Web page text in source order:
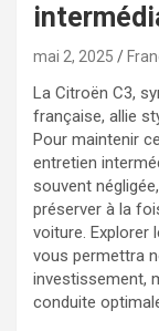
mai 2, 2025
La Citroën C3,
française, allie
Pour maintenir
entretien
souvent
préserver à la
voiture. Explorer
vous permettra
investissement,
conduite